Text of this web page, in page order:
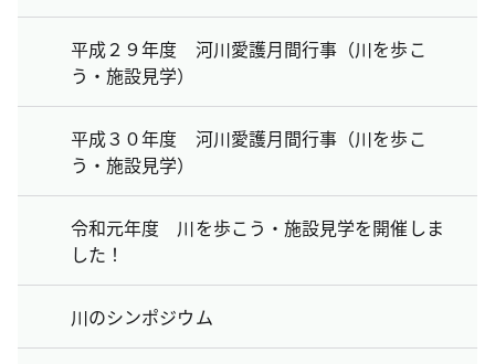
平成２９年度 河川愛護月間行事（川を歩こ
う・施設見学）
平成３０年度 河川愛護月間行事（川を歩こ
う・施設見学）
令和元年度 川を歩こう・施設見学を開催しま
した！
川のシンポジウム